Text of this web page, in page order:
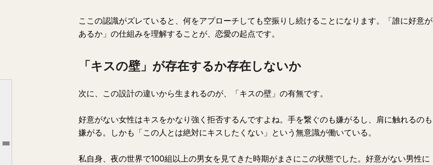
Article outline
たった「一つ」の違いが、恋愛戦略を根っこから変える
「初動のタイミング」で全てが決まる残酷な仕組み
「好意ゼロで関係ゼロ」になる致命的な弱点
ここの認識がズレていると、何をアプローチしても空振りし続けることになります。「誰に好意が
あるか」の仕組みを理解することが、恋愛の起点です。
「キスの壁」が存在するか存在しないか
次に、この設計の違いから生まれるのが、「キスの壁」の有無です。
好意がない女性はキスをかなり強く拒否するんですよね。手を繋ぐのも嫌がるし、肩に触れるのも
嫌がる。しかも「この人とは絶対にキスしたくない」という無意識が働いている。
私自身、夜の世界で100組以上の男女を見てきた時期がまさにこの状態でした。好意がない男性に